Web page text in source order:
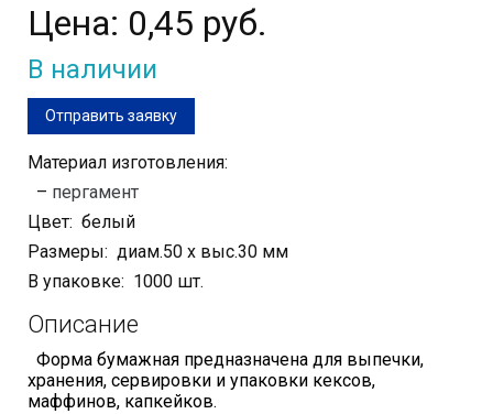
Цена: 0,45 руб.
В наличии
Отправить заявку
Материал изготовления:
– пергамент
Цвет: белый
Размеры: диам.50 х выс.30 мм
В упаковке: 1000 шт.
Описание
Форма бумажная предназначена для выпечки,
хранения, сервировки и упаковки кексов,
маффинов, капкейков.